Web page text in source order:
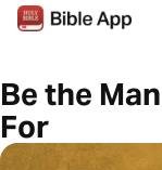
Be the
For